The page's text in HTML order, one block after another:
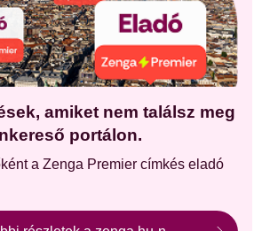
amiket nem találsz meg
portálon.
a Zenga Premier címkés eladó